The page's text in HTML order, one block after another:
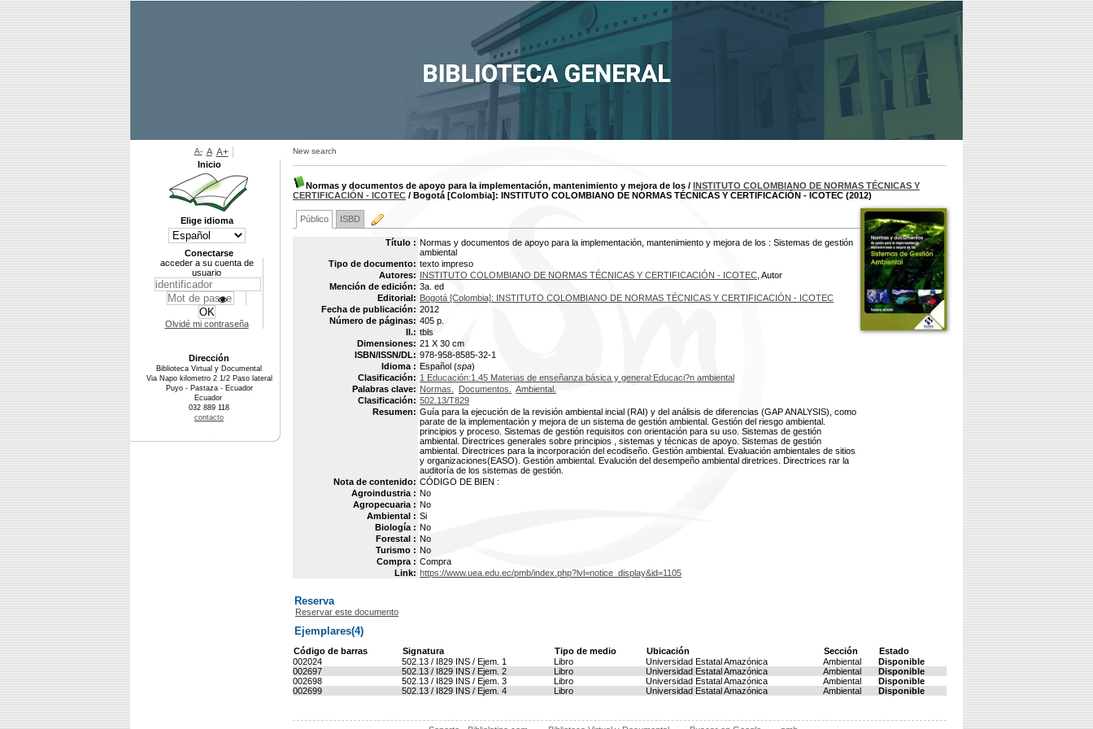
New search
Normas y documentos de apoyo para la implementación, mantenimiento y mejora de los / INSTITUTO COLOMBIANO DE NORMAS TÉCNICAS Y
CERTIFICACIÓN - ICOTEC / Bogotá [Colombia]: INSTITUTO COLOMBIANO DE NORMAS TÉCNICAS Y CERTIFICACIÓN - ICOTEC (2012)
Público ISBD
Título : Normas y documentos de apoyo para la implementación, mantenimiento y mejora de los : Sistemas de gestión
ambiental
Tipo de documento: texto impreso
Autores: INSTITUTO COLOMBIANO DE NORMAS TÉCNICAS Y CERTIFICACIÓN - ICOTEC , Autor
Mención de edición: 3a. ed
Editorial: Bogotá [Colombia]: INSTITUTO COLOMBIANO DE NORMAS TÉCNICAS Y CERTIFICACIÓN - ICOTEC
Fecha de publicación: 2012
Número de páginas: 405 p.
Il.: tbls
Dimensiones: 21 X 30 cm
ISBN/ISSN/DL: 978-958-8585-32-1
Idioma : Español (spa)
Clasificación: 1 Educación:1.45 Materias de enseñanza básica y general:Educaci?n ambiental
Palabras clave: Normas. Documentos.
Ambiental.
Clasificación: 502.13/T829
Resumen: Guía para la ejecución de la revisión ambiental incial (RAI) y del análisis de diferencias (GAP ANALYSIS), como
parate de la implementación y mejora de un sistema de gestión ambiental. Gestión del riesgo ambiental.
principios y proceso. Sistemas de gestión requisitos con orientación para su uso. Sistemas de gestión
ambiental. Directrices generales sobre principios , sistemas y técnicas de apoyo. Sistemas de gestión
ambiental. Directrices para la incorporación del ecodiseño. Gestión ambiental. Evaluación ambientales de sitios
y organizaciones(EASO). Gestión ambiental. Evalución del desempeño ambiental diretrices. Directrices rar la
auditoría de los sistemas de gestión.
Nota de contenido: CÓDIGO DE BIEN :
Agroindustria : No
Agropecuaria : No
Ambiental : Si
Biología : No
Forestal : No
Turismo : No
Compra : Compra
Link: https://www.uea.edu.ec/pmb/index.php?lvl=notice_display&id=1105
Reserva
Reservar este documento
Ejemplares(4)
Código de barras Signatura Tipo de medio Ubicación Sección
Estado
002024
502.13 / I829 INS / Ejem. 1 Libro Universidad Estatal Amazónica Ambiental
Disponible
002697
502.13 / I829 INS / Ejem. 2 Libro Universidad Estatal Amazónica Ambiental
Disponible
002698
502.13 / I829 INS / Ejem. 3 Libro Universidad Estatal Amazónica Ambiental
Disponible
002699
502.13 / I829 INS / Ejem. 4 Libro Universidad Estatal Amazónica Ambiental Disponible
A- A A+
Inicio
Elige idioma
Conectarse
acceder a su cuenta de
usuario
Olvidé mi contraseña
Dirección
Biblioteca Virtual y Documental
Via Napo kilometro 2 1/2 Paso lateral
Puyo - Pastaza - Ecuador
Ecuador
032 889 118
contacto